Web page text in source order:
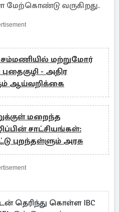
வருகிறது.
மற்றுமோர்
- அதிர
ஆய்வறிக்கை
மறைந்த
சாட்சியங்கள்:
புறந்தள்ளும் அரசு
தெரிந்து கொள்ள IBC